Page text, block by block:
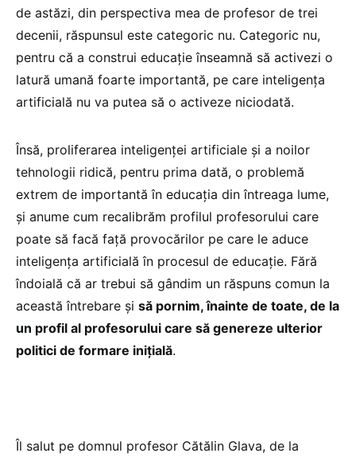
de astăzi, din perspectiva mea de profesor de trei
decenii, răspunsul este categoric nu. Categoric nu,
pentru că a construi educație înseamnă să activezi o
latură umană foarte importantă, pe care inteligența
artificială nu va putea să o activeze niciodată.
Însă, proliferarea inteligenței artificiale și a noilor
tehnologii ridică, pentru prima dată, o problemă
extrem de importantă în educația din întreaga lume,
și anume cum recalibrăm profilul profesorului care
poate să facă față provocărilor pe care le aduce
inteligența artificială în procesul de educație. Fără
îndoială că ar trebui să gândim un răspuns comun la
această întrebare și să pornim, înainte de toate, de la
un profil al profesorului care să genereze ulterior
politici de formare inițială.
Îl salut pe domnul profesor Cătălin Glava, de la